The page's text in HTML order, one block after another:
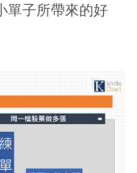
單子所帶來的好